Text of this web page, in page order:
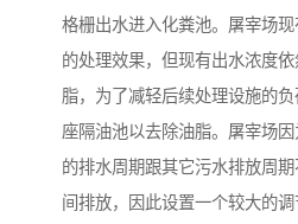
格栅出水进入化粪池。屠宰场
的处理效果，但现有出水浓度
脂，为了减轻后续处理设施的
座隔油池以去除油脂。屠宰场
的排水周期跟其它污水排放周
间排放，因此设置一个较大的